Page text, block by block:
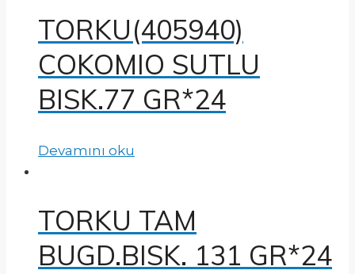
TORKU(405940)
COKOMIO SUTLU
BISK.77 GR*24
Devamını oku
TORKU TAM
BUGD.BISK. 131 GR*24